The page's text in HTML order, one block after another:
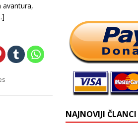
avantura,
NAJNOVIJI ČLANCI